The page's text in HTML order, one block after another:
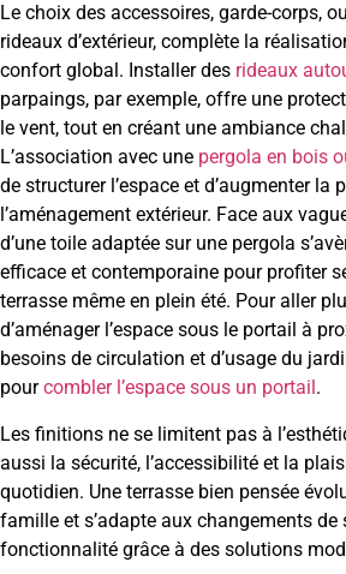
Le choix des accessoires, garde-corps,
rideaux d’extérieur, complète la
confort global. Installer des rideaux
parpaings, par exemple, offre une
le vent, tout en créant une ambiance
L’association avec une pergola en bois
de structurer l’espace et d’augmenter la
l’aménagement extérieur. Face aux
d’une toile adaptée sur une pergola
efficace et contemporaine pour profiter
terrasse même en plein été. Pour aller
d’aménager l’espace sous le portail à
besoins de circulation et d’usage du
pourcombler l’espace sous un portail .
Les finitions ne se limitent pas à
aussi la sécurité, l’accessibilité et la
quotidien. Une terrasse bien pensée
famille et s’adapte aux changements de
fonctionnalité grâce à des solutions